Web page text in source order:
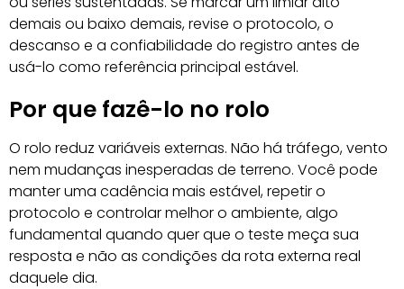
demais ou baixo demais, revise o protocolo, o
descanso e a confiabilidade do registro antes de
usá-lo como referência principal estável.
Por que fazê-lo no rolo
O rolo reduz variáveis externas. Não há tráfego, vento
nem mudanças inesperadas de terreno. Você pode
manter uma cadência mais estável, repetir o
protocolo e controlar melhor o ambiente, algo
fundamental quando quer que o teste meça sua
resposta e não as condições da rota externa real
daquele dia.